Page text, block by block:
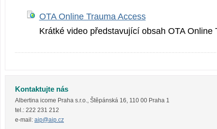
OTA Online Trauma Access
Krátké video představující obsah OTA Online
Kontaktujte nás
Albertina icome Praha s.r.o., Štěpánská 16, 110 00 Praha 1
tel.: 222 231 212
e-mail: aip@aip.cz